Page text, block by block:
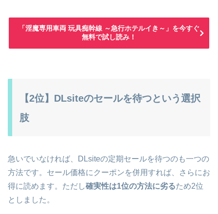
「淫魔専用車両 玩具痴幹線 ～急行ホテルイき～」を今すぐ
無料で試し読み！
【2位】DLsiteのセールを待つという選択
肢
急いでいなければ、DLsiteの定期セールを待つのも一つの
方法です。セール価格にクーポンを併用すれば、さらにお
得に読めます。ただし確実性は1位の方法に劣るため2位
としました。